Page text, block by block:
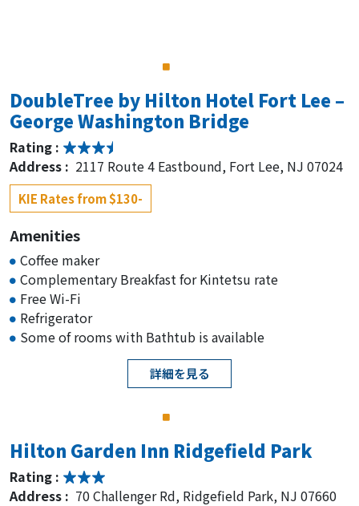
APA Hotel Woodbridge
Rating :
Address :120 S Wood Ave, Iselin, NJ 08830
KIE Rates from $139-
Hampton Inn & Suites Teaneck
Glenpointe
Rating :
Address :One Glenwood Ave Suite B, Teaneck, NJ
07666
KIE Rates 15% off
Canopy by Hilton Jersey City Arts
Rating :
Address : 159 Morgan St, Jersey City, NJ 07302
KIE Rates 20% off
DoubleTree by Hilton Hotel Fort Lee –
George Washington Bridge
Rating :
Address : 2117 Route 4 Eastbound, Fort Lee, NJ 07024
KIE Rates from $130-
Amenities
Coffee maker
Complementary Breakfast for Kintetsu rate
Free Wi-Fi
Refrigerator
Some of rooms with Bathtub is available
詳細を見る
Hilton Garden Inn Ridgefield Park
Rating :
Address : 70 Challenger Rd, Ridgefield Park, NJ 07660